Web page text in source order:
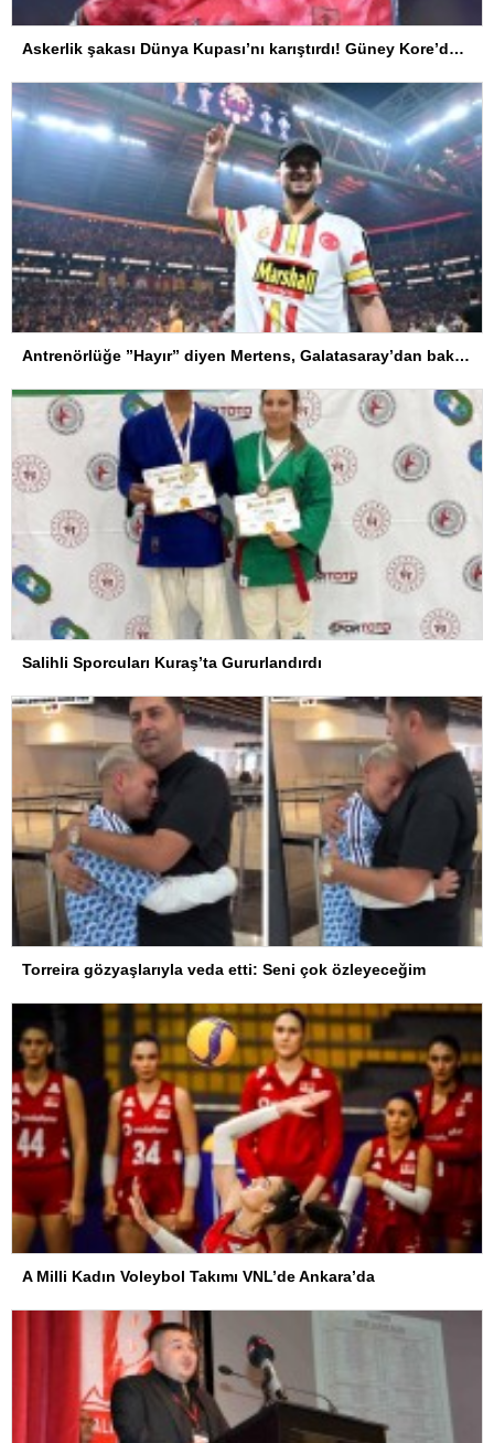
Askerlik şakası Dünya Kupası’nı karıştırdı! Güney Kore’den sert karar
Antrenörlüğe ”Hayır” diyen Mertens, Galatasaray’dan bakın ne istedi
Salihli Sporcuları Kuraş’ta Gururlandırdı
Torreira gözyaşlarıyla veda etti: Seni çok özleyeceğim
A Milli Kadın Voleybol Takımı VNL’de Ankara’da